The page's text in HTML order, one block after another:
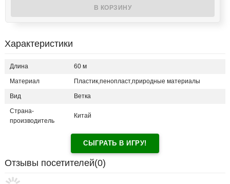
Характеристики
Длина 60 м
Материал Пластик,пенопласт,природные материалы
Вид Ветка
Страна-
производитель
Китай
СЫГРАТЬ В ИГРУ!
Отзывы посетителей(0)